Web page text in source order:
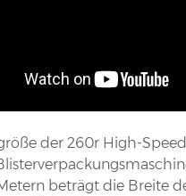
der 260r High-
beträgt die Breite